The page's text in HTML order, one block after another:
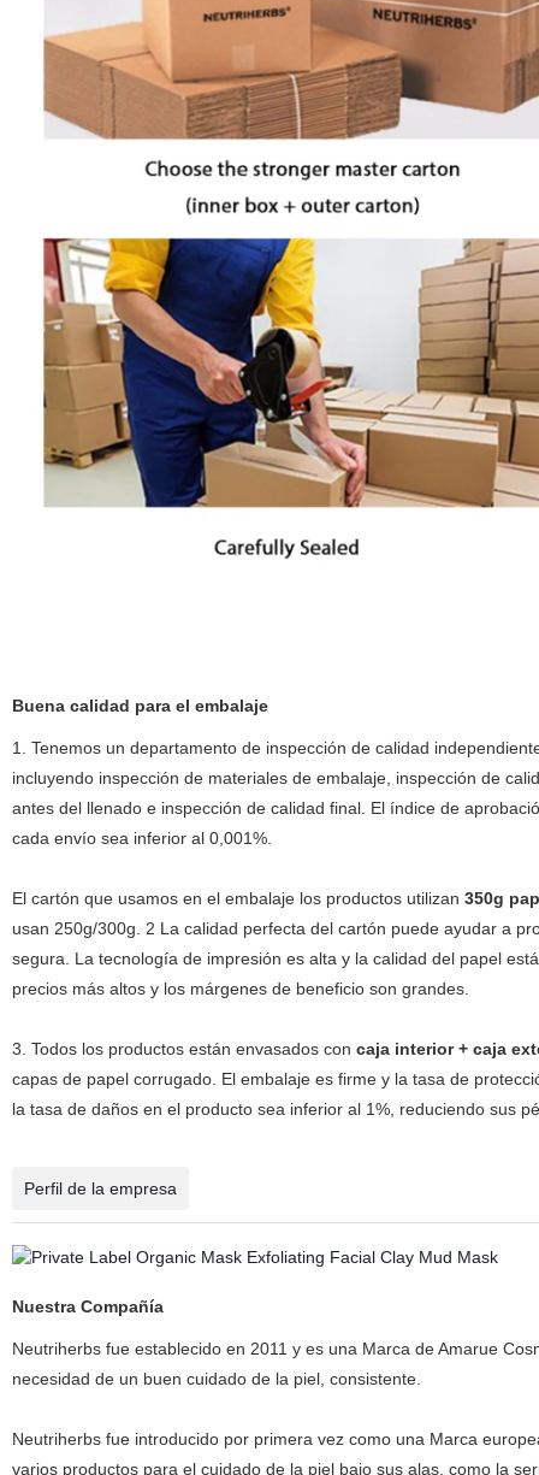
Buena calidad para el embalaje
1. Tenemos un departamento de inspección de calidad
incluyendo inspección de materiales de embalaje, inspección de
antes del llenado e inspección de calidad final. El índice de
cada envío sea inferior al 0,001%.
El cartón que usamos en el embalaje los productos utilizan 350g
usan 250g/300g. 2 La calidad perfecta del cartón puede ayudar a
segura. La tecnología de impresión es alta y la calidad del papel
precios más altos y los márgenes de beneficio son grandes.
3. Todos los productos están envasados con caja interior + caja
capas de papel corrugado. El embalaje es firme y la tasa de
la tasa de daños en el producto sea inferior al 1%, reduciendo sus
Perfil de la empresa
Nuestra Compañía
Neutriherbs fue establecido en 2011 y es una Marca de Amarue
necesidad de un buen cuidado de la piel, consistente.
Neutriherbs fue introducido por primera vez como una Marca
varios productos para el cuidado de la piel bajo sus alas, comola